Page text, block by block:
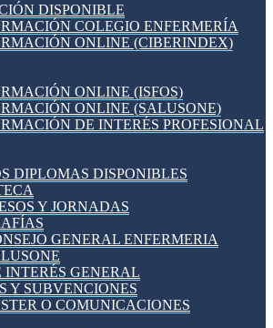
DISPONIBLE
COLEGIO ENFERMERÍA
ONLINE (CIBERINDEX)
ONLINE (ISFOS)
ONLINE (SALUSONE)
DE INTERÉS PROFESIONAL
DIPLOMAS DISPONIBLES
Y JORNADAS
GENERAL ENFERMERIA
INTERÉS GENERAL
Y SUBVENCIONES
O COMUNICACIONES